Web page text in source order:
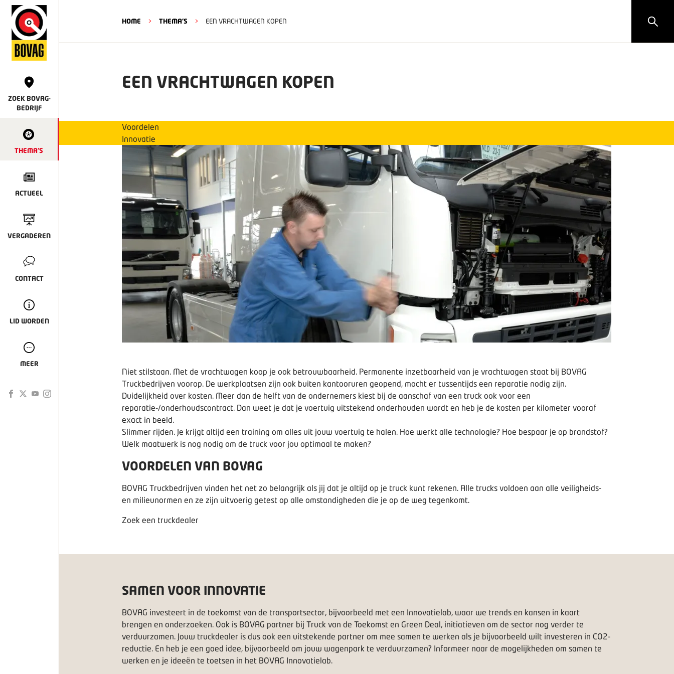
ZOEK BOVAG-
BEDRIJF
THEMA'S
ACTUEEL
VERGADEREN
CONTACT
LID WORDEN
MEER
HOME > THEMA'S > EEN VRACHTWAGEN KOPEN
EEN VRACHTWAGEN KOPEN
Voordelen
Innovatie
Niet stilstaan. Met de vrachtwagen koop je ook betrouwbaarheid. Permanente inzetbaarheid van je vrachtwagen staat bij BOVAG
Truckbedrijven voorop. De werkplaatsen zijn ook buiten kantooruren geopend, mocht er tussentijds een reparatie nodig zijn.
Duidelijkheid over kosten. Meer dan de helft van de ondernemers kiest bij de aanschaf van een truck ook voor een
reparatie-/onderhoudscontract. Dan weet je dat je voertuig uitstekend onderhouden wordt en heb je de kosten per kilometer vooraf
exact in beeld.
Slimmer rijden. Je krijgt altijd een training om alles uit jouw voertuig te halen. Hoe werkt alle technologie? Hoe bespaar je op brandstof?
Welk maatwerk is nog nodig om de truck voor jou optimaal te maken?
VOORDELEN VAN BOVAG
BOVAG Truckbedrijven vinden het net zo belangrijk als jij dat je altijd op je truck kunt rekenen. Alle trucks voldoen aan alle veiligheids-
en milieunormen en ze zijn uitvoerig getest op alle omstandigheden die je op de weg tegenkomt.
Zoek een truckdealer
SAMEN VOOR INNOVATIE
BOVAG investeert in de toekomst van de transportsector, bijvoorbeeld met een Innovatielab, waar we trends en kansen in kaart
brengen en onderzoeken. Ook is BOVAG partner bij Truck van de Toekomst en Green Deal, initiatieven om de sector nog verder te
verduurzamen. Jouw truckdealer is dus ook een uitstekende partner om mee samen te werken als je bijvoorbeeld wilt investeren in CO2-
reductie. En heb je een goed idee, bijvoorbeeld om jouw wagenpark te verduurzamen? Informeer naar de mogelijkheden om samen te
werken en je ideeën te toetsen in het BOVAG Innovatielab.